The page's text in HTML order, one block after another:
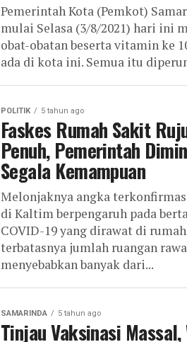
Pemerintah Kota (Pemkot)
mulai Selasa (3/8/2021) hari ini
obat-obatan beserta vitamin ke
ada di kota ini. Semua itu
POLITIK 5 tahun ago
Faskes Rumah Sakit
Penuh, Pemerintah
Segala Kemampuan
Melonjaknya angka
di Kaltim berpengaruh pada
COVID-19 yang dirawat di
terbatasnya jumlah ruangan
menyebabkan banyak dari...
SAMARINDA 5 tahun ago
Tinjau Vaksinasi